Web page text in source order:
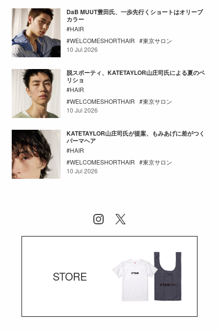
DaB MUUT豊田氏、一歩先行くショートはオリーブ
カラー
HAIR
WELCOMESHORTHAIR
東京サロン
10 Jul 2026
脱スポーティ、KATETAYLOR山庄司氏による夏のベ
リショ
HAIR
WELCOMESHORTHAIR
東京サロン
10 Jul 2026
KATETAYLOR山庄司氏が提案、もみあげに差がつく
パーマヘア
HAIR
WELCOMESHORTHAIR
東京サロン
10 Jul 2026
STORE